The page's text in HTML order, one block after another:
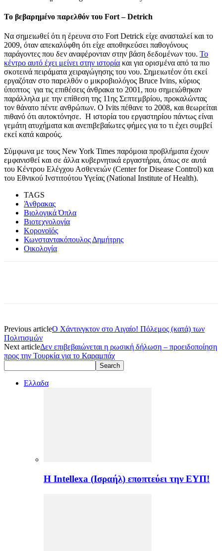
Το βεβαρημένο παρελθόν του Fort–Detrich
Να σημειωθεί ότι η έρευνα στο Fort Detrick είχε ανασταλεί και το
2009, όταν απεκαλύφθη ότι είχε αποθηκεύσει παθογόνους
παράγοντες που δεν αναφέρονταν στην βάση δεδομένων του. Το
κέντρο αυτό έχει μείνει στην ιστορία και για ορισμένα από τα πιο
σκοτεινά πειράματα χειραγώγησης του νου. Σημειωτέον ότι εκεί
εργαζόταν στο παρελθόν ο μικροβιολόγος Bruce Ivins, κύριος
ύποπτος για τις επιθέσεις άνθρακα το 2001, που σημειώθηκαν
παράλληλα με την επίθεση της 11ης Σεπτεμβρίου, προκαλώντας
τον θάνατο πέντε ανθρώπων. Ο Ivits πέθανε το 2008, και θεωρείται
πιθανό ότι αυτοκτόνησε. H ιστορία του εργαστηρίου πάντως είναι
γεμάτη ατυχήματα και ανεπιβεβαίωτες φήμες για το τι έχει συμβεί
εκεί κατά καιρούς.
Σύμφωνα με τους New York Times παρόμοια προβλήματα έχουν
εμφανισθεί και σε άλλα κυβερνητικά εργαστήρια, όπως σε αυτά
του Κέντρου Ελέγχου Ασθενειών (Center for Disease Control) και
του Εθνικού Ινστιτούτου Υγείας (National Institute of Health).
TAGS
Άνθρακας
Βιολογικά Όπλα
Βιοτεχνολογία
Κορονοϊός
Κωνσταντακόπουλος Δημήτρης
Οικολογία
Previous articleΟ Χάντινγκτον στο Αιγαίο! Πόλεμος (κατά) των
Πολιτισμών
Next articleΔεν επιβεβαιώνεται η ρωσική δήλωση – προειδοποίηση
προς την Τουρκία για το Καραμπάχ
Ελλαδα
Η Intellexa (Ισραήλ) εποπτεύει την ΕΥΠ!